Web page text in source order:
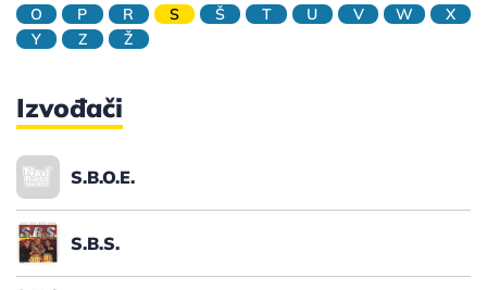
O
P R S Š T U V W
X
Y
Z Ž
Izvođači
S.B.O.E.
S.B.S.